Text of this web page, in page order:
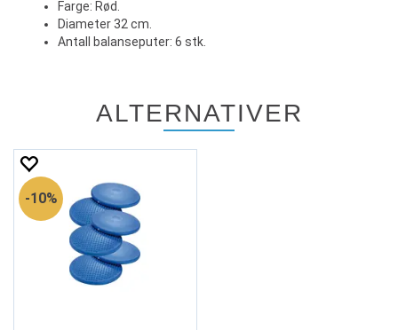
Farge: Rød.
Diameter 32 cm.
Antall balanseputer: 6 stk.
ALTERNATIVER
10%